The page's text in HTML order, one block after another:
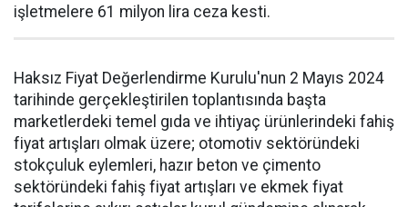
işletmelere 61 milyon lira ceza kesti.
Haksız Fiyat Değerlendirme Kurulu'nun 2 Mayıs 2024
tarihinde gerçekleştirilen toplantısında başta
marketlerdeki temel gıda ve ihtiyaç ürünlerindeki fahiş
fiyat artışları olmak üzere; otomotiv sektöründeki
stokçuluk eylemleri, hazır beton ve çimento
sektöründeki fahiş fiyat artışları ve ekmek fiyat